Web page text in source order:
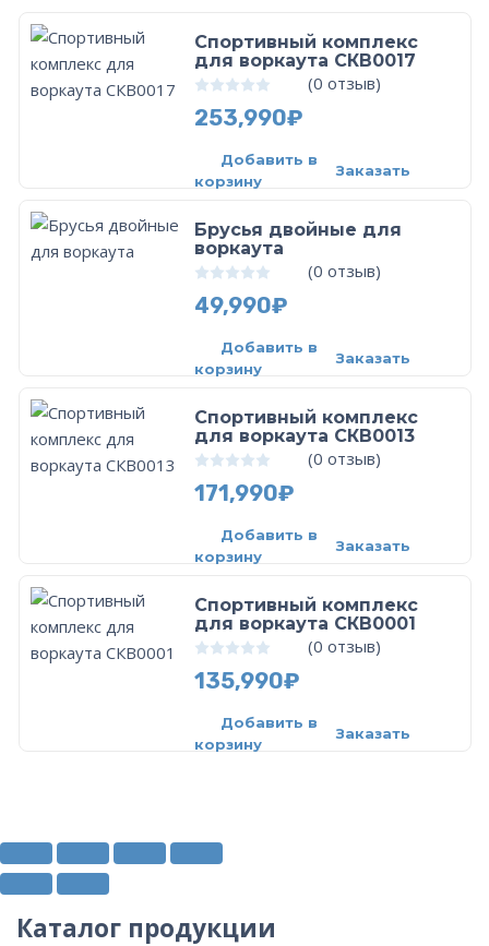
Спортивный комплекс
для воркаута СКВ0017
0 из 5 (0 отзыв)
253,990₽
Добавить в
корзину
Заказать
Брусья двойные для
воркаутa
0 из 5 (0 отзыв)
49,990₽
Добавить в
корзину
Заказать
Спортивный комплекс
для воркаута СКВ0013
0 из 5 (0 отзыв)
171,990₽
Добавить в
корзину
Заказать
Спортивный комплекс
для воркаута СКВ0001
0 из 5 (0 отзыв)
135,990₽
Добавить в
корзину
Заказать
Каталог продукции